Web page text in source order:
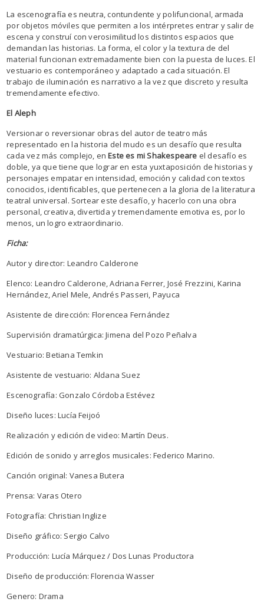
La escenografía es neutra, contundente y polifuncional, armada
por objetos móviles que permiten a los intérpretes entrar y salir de
escena y construí con verosimilitud los distintos espacios que
demandan las historias. La forma, el color y la textura de del
material funcionan extremadamente bien con la puesta de luces. El
vestuario es contemporáneo y adaptado a cada situación. El
trabajo de iluminación es narrativo a la vez que discreto y resulta
tremendamente efectivo.
El Aleph
Versionar o reversionar obras del autor de teatro más
representado en la historia del mudo es un desafío que resulta
cada vez más complejo, enEste es mi Shakespeare el desafío es
doble, ya que tiene que lograr en esta yuxtaposición de historias y
personajes empatar en intensidad, emoción y calidad con textos
conocidos, identificables, que pertenecen a la gloria de la literatura
teatral universal. Sortear este desafío, y hacerlo con una obra
personal, creativa, divertida y tremendamente emotiva es, por lo
menos, un logro extraordinario.
Ficha:
Autor y director: Leandro Calderone
Elenco: Leandro Calderone, Adriana Ferrer, José Frezzini, Karina
Hernández, Ariel Mele, Andrés Passeri, Payuca
Asistente de dirección: Florencea Fernández
Supervisión dramatúrgica: Jimena del Pozo Peñalva
Vestuario: Betiana Temkin
Asistente de vestuario: Aldana Suez
Escenografía: Gonzalo Córdoba Estévez
Diseño luces: Lucía Feijoó
Realización y edición de video: Martín Deus.
Edición de sonido y arreglos musicales: Federico Marino.
Canción original: Vanesa Butera
Prensa: Varas Otero
Fotografía: Christian Inglize
Diseño gráfico: Sergio Calvo
Producción: Lucía Márquez / Dos Lunas Productora
Diseño de producción: Florencia Wasser
Genero: Drama